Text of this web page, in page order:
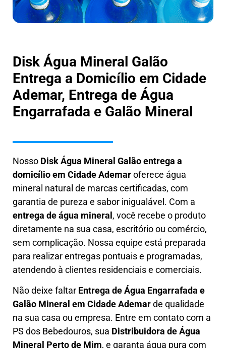
Disk Água Mineral Galão
Entrega a Domicílio em Cidade
Ademar, Entrega de Água
Engarrafada e Galão Mineral
Nosso Disk Água Mineral Galão entrega a
domicílio em Cidade Ademaroferece água
mineral natural de marcas certificadas, com
garantia de pureza e sabor inigualável. Com a
entrega de água mineral , você recebe o produto
diretamente na sua casa, escritório ou comércio,
sem complicação. Nossa equipe está preparada
para realizar entregas pontuais e programadas,
atendendo à clientes residenciais e comerciais.
Não deixe faltar Entrega de Água Engarrafada e
Galão Mineral em Cidade Ademarde qualidade
na sua casa ou empresa. Entre em contato com a
PS dos Bebedouros, sua Distribuidora de Água
Mineral Perto de Mim, e garanta água pura com